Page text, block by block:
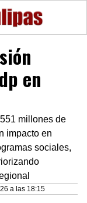
en
millones de
impacto en
sociales,
a las 18:15